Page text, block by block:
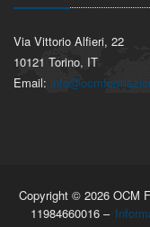
Via Vittorio Alfieri, 22
10121 Torino, IT
Email:
Copyright © 2026 OCM
11984660016 –